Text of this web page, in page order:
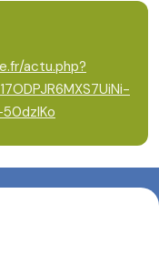
actu.php?
50dzIKo